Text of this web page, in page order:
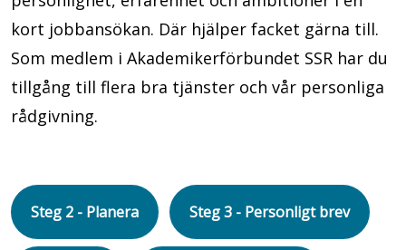
kort jobbansökan. Där hjälper facket gärna till.
Som medlem i Akademikerförbundet SSR har du
tillgång till flera bra tjänster och vår personliga
rådgivning.
Steg 2 - Planera Steg 3 - Personligt brev